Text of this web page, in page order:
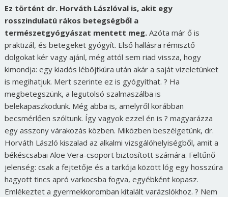
Ez történt dr. Horváth Lászlóval is, akit egy
rosszindulatú rákos betegségből a
természetgyógyászat mentett meg.Azóta már ő is
praktizál, és betegeket gyógyít. Első hallásra rémisztő
dolgokat kér vagy ajánl, még attól sem riad vissza, hogy
kimondja: egy kiadós léböjtkúra után akár a saját vizeletünket
is megihatjuk. Mert szerinte ez is gyógyíthat. ? Ha
megbetegszünk, a legutolsó szalmaszálba is
belekapaszkodunk. Még abba is, amelyről korábban
becsmérlően szóltunk. Így vagyok ezzel én is ? magyarázza
egy asszony várakozás közben. Miközben beszélgetünk, dr.
Horváth László kiszalad az alkalmi vizsgálóhelyiségből, amit a
békéscsabai Aloe Vera-csoport biztosított számára. Feltűnő
jelenség: csak a fejtetője és a tarkója között lóg egy hosszúra
hagyott tincs apró varkocsba fogva, egyébként kopasz.
Emlékeztet a gyermekkoromban kitalált varázslókhoz. ? Nem